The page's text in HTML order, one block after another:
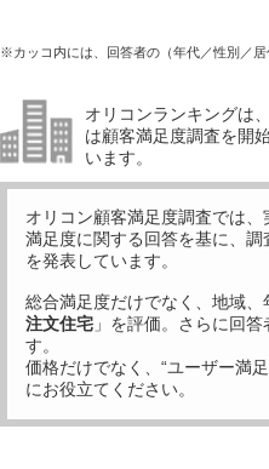
※カッコ内には、回答者の（年代／性別／居
オリコンランキングは
は顧客満足度調査を開
います。
オリコン顧客満足度調査では
満足度に関する回答を基に、調
を発表しています。
総合満足度だけでなく、地域
注文住宅 」を評価。さらに回
す。
価格だけでなく、“ユーザー満
にお役立てください。